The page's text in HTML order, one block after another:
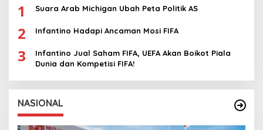
1 Suara Arab Michigan Ubah Peta Politik AS
2 Infantino Hadapi Ancaman Mosi FIFA
3
Infantino Jual Saham FIFA, UEFA Akan Boikot Piala
Dunia dan Kompetisi FIFA!
NASIONAL